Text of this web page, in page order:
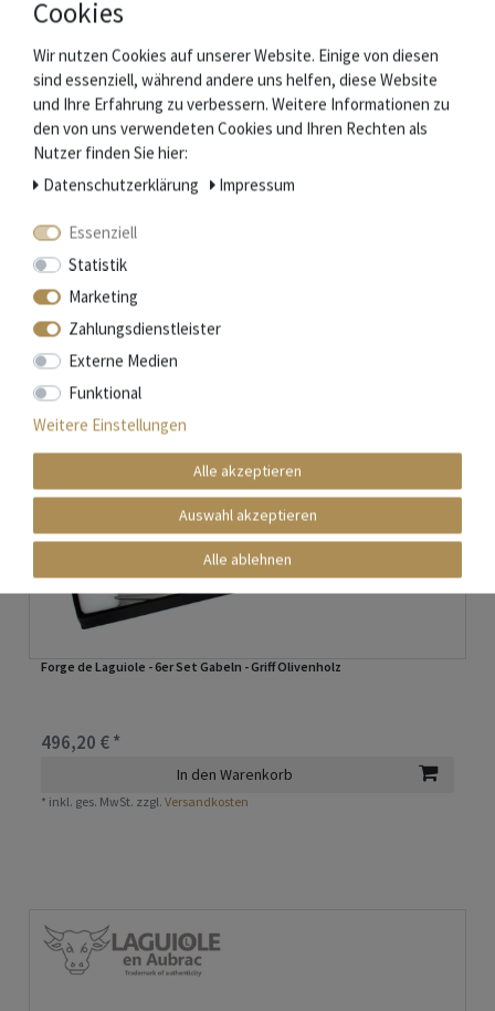
Fertigung, beste Materialien und eine hohe
Mehr Informationen zum EU Verantwortlichen »
Zubehör
Forge de Laguiole - 6er Set Gabeln - Griff Olivenholz
496,20 € *
In den Warenkorb
* inkl. ges. MwSt. zzgl.Versandkosten
Cookies
Wir nutzen Cookies auf unserer Website. Einige von diesen
sind essenziell, während andere uns helfen, diese Website
und Ihre Erfahrung zu verbessern. Weitere Informationen zu
den von uns verwendeten Cookies und Ihren Rechten als
Nutzer finden Sie hier:
Daten­schutz­erklärung
Impressum
Essenziell
Statistik
Marketing
Zahlungsdienstleister
Externe Medien
Funktional
Weitere Einstellungen
Alle akzeptieren
Auswahl akzeptieren
Alle ablehnen